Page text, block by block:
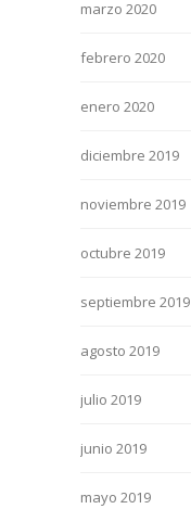
marzo 2020
febrero 2020
enero 2020
diciembre 2019
noviembre 2019
octubre 2019
septiembre 2019
agosto 2019
julio 2019
junio 2019
mayo 2019